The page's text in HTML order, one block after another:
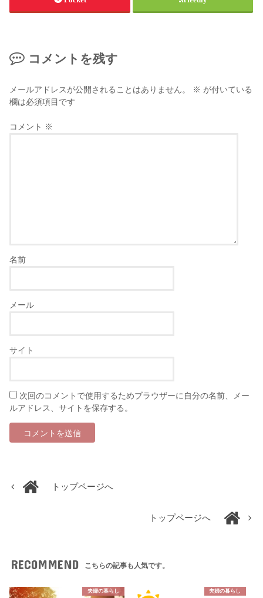
コメントを残す
メールアドレスが公開されることはありません。 ※ が付いている
欄は必須項目です
コメント ※
名前
メール
サイト
次回のコメントで使用するためブラウザーに自分の名前、メー
ルアドレス、サイトを保存する。
トップページへ
トップページへ
RECOMMEND こちらの記事も人気です。
夫婦の暮らし 夫婦の暮らし